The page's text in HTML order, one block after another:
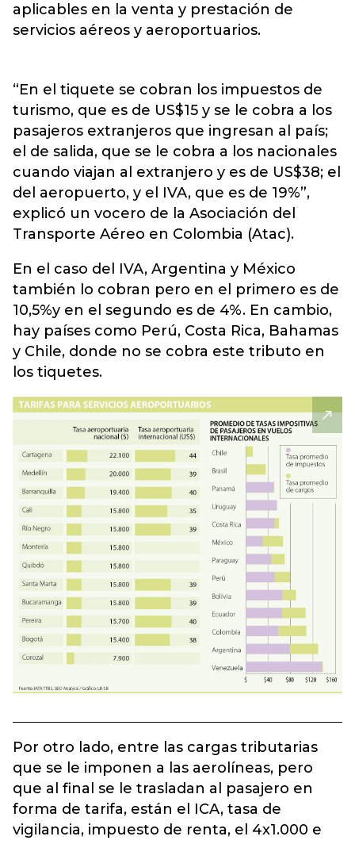
aplicables en la venta y prestación de
servicios aéreos y aeroportuarios.
“En el tiquete se cobran los impuestos de
turismo, que es de US$15 y se le cobra a los
pasajeros extranjeros que ingresan al país;
el de salida, que se le cobra a los nacionales
cuando viajan al extranjero y es de US$38; el
del aeropuerto, y el IVA, que es de 19%”,
explicó un vocero de la Asociación del
Transporte Aéreo en Colombia (Atac).
En el caso del IVA, Argentina y México
también lo cobran pero en el primero es de
10,5%y en el segundo es de 4%. En cambio,
hay países como Perú, Costa Rica, Bahamas
y Chile, donde no se cobra este tributo en
los tiquetes.
Por otro lado, entre las cargas tributarias
que se le imponen a las aerolíneas, pero
que al final se le trasladan al pasajero en
forma de tarifa, están el ICA, tasa de
vigilancia, impuesto de renta, el 4x1.000 e